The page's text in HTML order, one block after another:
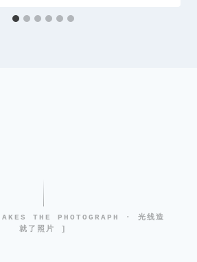
THE PHOTOGRAPH · 光线造
就了照片 ]